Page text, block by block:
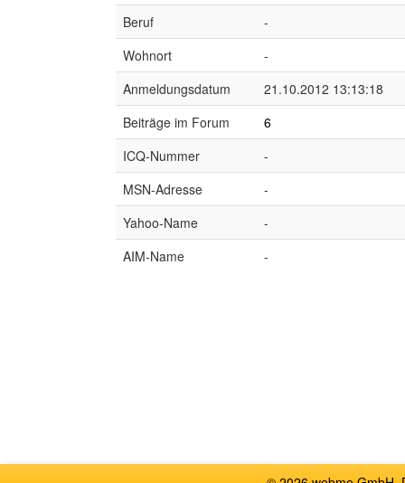
Beruf
-
Wohnort
-
Anmeldungsdatum
21.10.2012 13:13:18
Beiträge im Forum
6
ICQ-Nummer
-
MSN-Adresse
-
Yahoo-Name
-
AIM-Name
-